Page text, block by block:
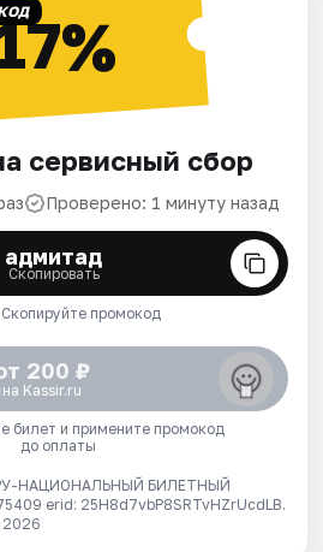
сервисный сбор
Проверено: 1 минуту назад
адмитад
Скопировать
промокод
200 ₽
на Kassir.ru
билет и примените промокод
до оплаты
НАЦИОНАЛЬНЫЙ БИЛЕТНЫЙ
erid: 25H8d7vbP8SRTvHZrUcdLB.
2026